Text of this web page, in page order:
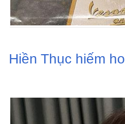
Hiền Thục hiếm